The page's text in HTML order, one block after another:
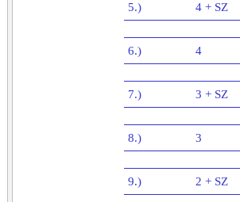
5.) 4 + SZ
6.) 4
7.) 3 + SZ
8.) 3
9.) 2 + SZ